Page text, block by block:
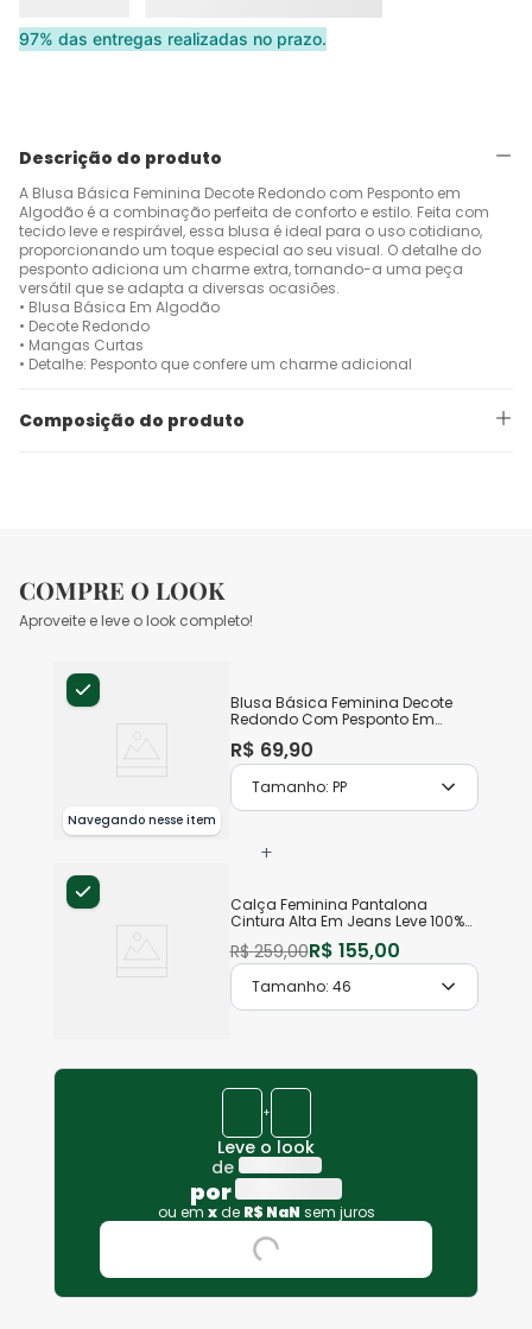
97% das entregas realizadas no prazo.
Descrição do produto
A Blusa Básica Feminina Decote Redondo com Pesponto em
Algodão é a combinação perfeita de conforto e estilo. Feita com
tecido leve e respirável, essa blusa é ideal para o uso cotidiano,
proporcionando um toque especial ao seu visual. O detalhe do
pesponto adiciona um charme extra, tornando-a uma peça
versátil que se adapta a diversas ocasiões.
• Blusa Básica Em Algodão
• Decote Redondo
• Mangas Curtas
• Detalhe: Pesponto que confere um charme adicional
Composição do produto
COMPRE O LOOK
Aproveite e leve o look completo!
Navegando nesse item
Blusa Básica Feminina Decote
Redondo Com Pesponto Em
R$ 69,90
Tamanho:PP
+
Calça Feminina Pantalona
Cintura Alta Em Jeans Leve 100%
R$ 259,00R$ 155,00
Tamanho: 46
+
Leve o look
de
por
ou em x de R$ NaN sem juros